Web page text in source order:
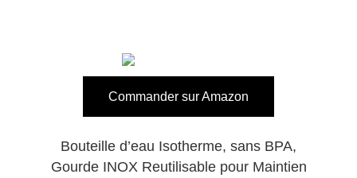
Commander sur Amazon
Bouteille d’eau Isotherme, sans BPA,
Gourde INOX Reutilisable pour Maintien